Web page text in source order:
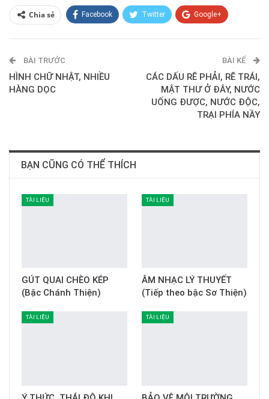
Chia sẻ Facebook Twitter Google+
E-mail
BÀI TRƯỚC
HÌNH CHỮ NHẬT, NHIỀU
HÀNG DỌC
BÀI KẾ
CÁC DẤU RẼ PHẢI, RẼ TRÁI,
MẬT THƯ Ở ĐÂY, NƯỚC
UỐNG ĐƯỢC, NƯỚC ĐỘC,
TRẠI PHÍA NẦY
BẠN CŨNG CÓ THỂ THÍCH
TÀI LIỆU
GÚT QUAI CHÈO KÉP
(Bậc Chánh Thiện)
TÀI LIỆU
ÂM NHẠC LÝ THUYẾT
(Tiếp theo bậc Sơ Thiện)
TÀI LIỆU TÀI LIỆU